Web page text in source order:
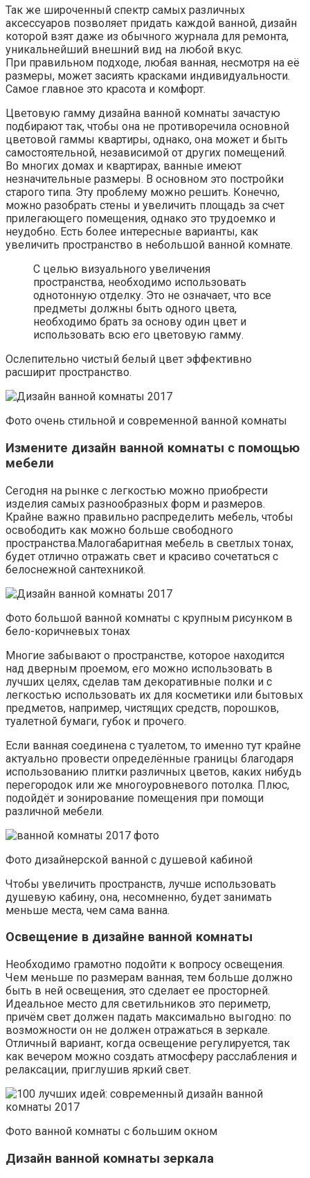
Так же широченный спектр самых различных
аксессуаров позволяет придать каждой ванной, дизайн
которой взят даже из обычного журнала для ремонта,
уникальнейший внешний вид на любой вкус.
При правильном подходе, любая ванная, несмотря на её
размеры, может засиять красками индивидуальности.
Самое главное это красота и комфорт.
Цветовую гамму дизайна ванной комнаты зачастую
подбирают так, чтобы она не противоречила основной
цветовой гаммы квартиры, однако, она может и быть
самостоятельной, независимой от других помещений.
Во многих домах и квартирах, ванные имеют
незначительные размеры. В основном это постройки
старого типа. Эту проблему можно решить. Конечно,
можно разобрать стены и увеличить площадь за счет
прилегающего помещения, однако это трудоемко и
неудобно. Есть более интересные варианты, как
увеличить пространство в небольшой ванной комнате.
С целью визуального увеличения
пространства, необходимо использовать
однотонную отделку. Это не означает, что все
предметы должны быть одного цвета,
необходимо брать за основу один цвет и
использовать всю его цветовую гамму.
Ослепительно чистый белый цвет эффективно
расширит пространство.
Фото очень стильной и современной ванной комнаты
Измените дизайн ванной комнаты с помощью
мебели
Сегодня на рынке с легкостью можно приобрести
изделия самых разнообразных форм и размеров.
Крайне важно правильно распределить мебель, чтобы
освободить как можно больше свободного
пространства.Малогабаритная мебель в светлых тонах,
будет отлично отражать свет и красиво сочетаться с
белоснежной сантехникой.
Фото большой ванной комнаты с крупным рисунком в
бело-коричневых тонах
Многие забывают о пространстве, которое находится
над дверным проемом, его можно использовать в
лучших целях, сделав там декоративные полки и с
легкостью использовать их для косметики или бытовых
предметов, например, чистящих средств, порошков,
туалетной бумаги, губок и прочего.
Если ванная соединена с туалетом, то именно тут крайне
актуально провести определённые границы благодаря
использованию плитки различных цветов, каких нибудь
перегородок или же многоуровневого потолка. Плюс,
подойдёт и зонирование помещения при помощи
различной мебели.
Фото дизайнерской ванной с душевой кабиной
Чтобы увеличить пространств, лучше использовать
душевую кабину, она, несомненно, будет занимать
меньше места, чем сама ванна.
Освещение в дизайне ванной комнаты
Необходимо грамотно подойти к вопросу освещения.
Чем меньше по размерам ванная, тем больше должно
быть в ней освещения, это сделает ее просторней.
Идеальное место для светильников это периметр,
причём свет должен падать максимально выгодно: по
возможности он не должен отражаться в зеркале.
Отличный вариант, когда освещение регулируется, так
как вечером можно создать атмосферу расслабления и
релаксации, приглушив яркий свет.
Фото ванной комнаты с большим окном
Дизайн ванной комнаты зеркала